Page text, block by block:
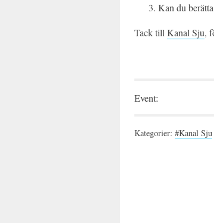
Kan du
Tack till Kanal Sju,
Event:
Kategorier: #Kanal Sju